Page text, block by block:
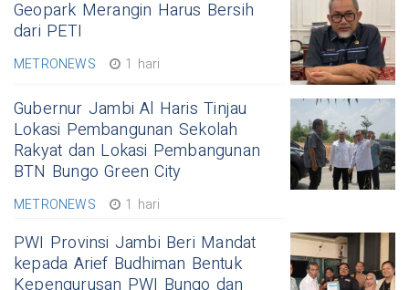
Geopark Merangin Harus Bersih
dari PETI
METRONEWS 1 hari
Gubernur Jambi Al Haris Tinjau
Lokasi Pembangunan Sekolah
Rakyat dan Lokasi Pembangunan
BTN Bungo Green City
METRONEWS 1 hari
PWI Provinsi Jambi Beri Mandat
kepada Arief Budhiman Bentuk
Kepengurusan PWI Bungo dan